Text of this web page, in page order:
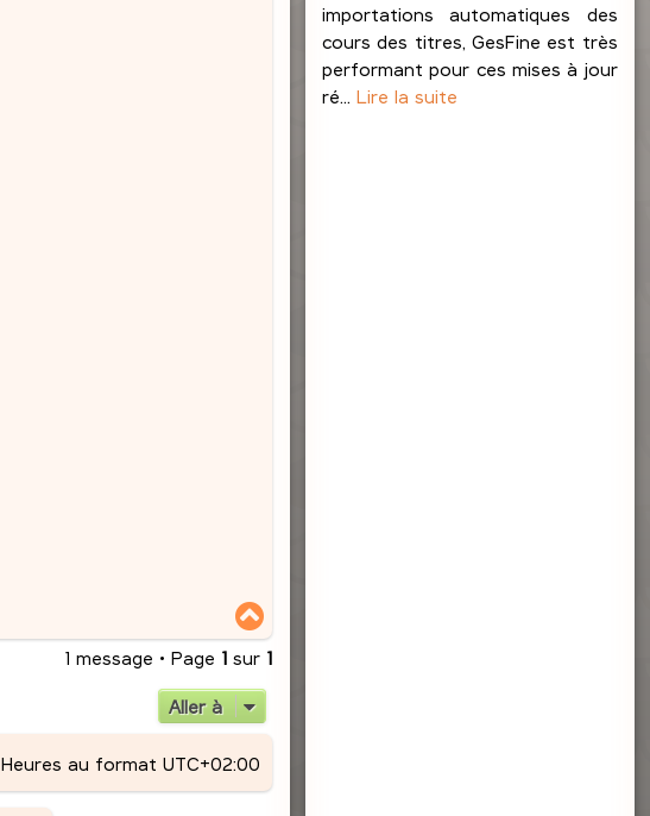
t
1 message • Page 1sur 1
Aller à
Heures au format UTC+02:00
importations automatiques des
cours des titres, GesFine est très
performant pour ces mises à jour
ré... Lire la suite